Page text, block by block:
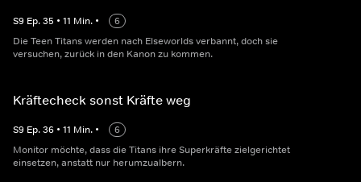
S9 Ep.35 • 11 Min. •
6
Die Teen Titans werden nach Elseworlds verbannt, doch sie
versuchen, zurück in den Kanon zu kommen.
Kräftecheck sonst Kräfte weg
S9 Ep.36 • 11 Min. •
6
Monitor möchte, dass die Titans ihre Superkräfte zielgerichtet
einsetzen, anstatt nur herumzualbern.